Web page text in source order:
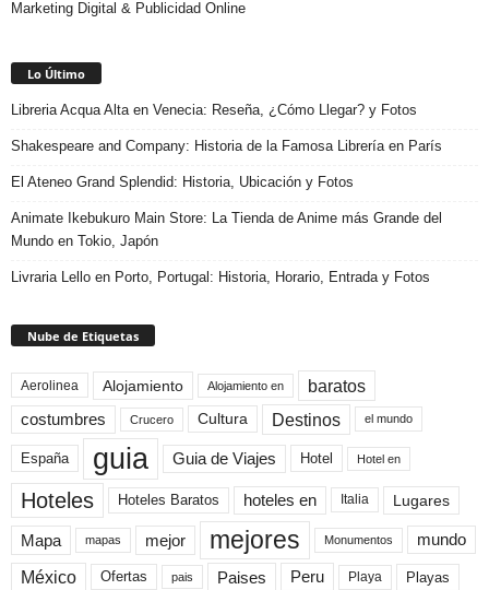
Marketing Digital & Publicidad Online
Lo Último
Libreria Acqua Alta en Venecia: Reseña, ¿Cómo Llegar? y Fotos
Shakespeare and Company: Historia de la Famosa Librería en París
El Ateneo Grand Splendid: Historia, Ubicación y Fotos
Animate Ikebukuro Main Store: La Tienda de Anime más Grande del
Mundo en Tokio, Japón
Livraria Lello en Porto, Portugal: Historia, Horario, Entrada y Fotos
Nube de Etiquetas
Aerolinea Alojamiento Alojamiento en baratos
costumbres Crucero Cultura Destinos el mundo
España guia Guia de Viajes Hotel Hotel en
Hoteles Hoteles Baratos hoteles en Italia Lugares
Mapa mapas mejor mejores Monumentos mundo
México Ofertas pais Paises Peru Playa Playas